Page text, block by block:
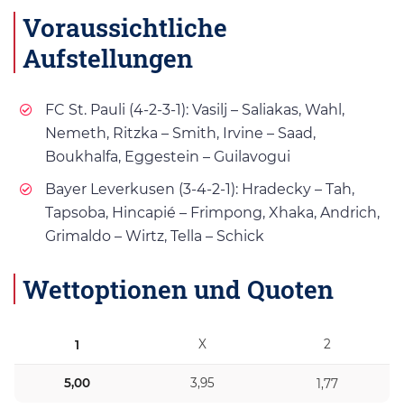
Voraussichtliche
Aufstellungen
FC St. Pauli (4-2-3-1): Vasilj – Saliakas, Wahl,
Nemeth, Ritzka – Smith, Irvine – Saad,
Boukhalfa, Eggestein – Guilavogui
Bayer Leverkusen (3-4-2-1): Hradecky – Tah,
Tapsoba, Hincapié – Frimpong, Xhaka, Andrich,
Grimaldo – Wirtz, Tella – Schick
Wettoptionen und Quoten
1 X 2
5,00 3,95 1,77